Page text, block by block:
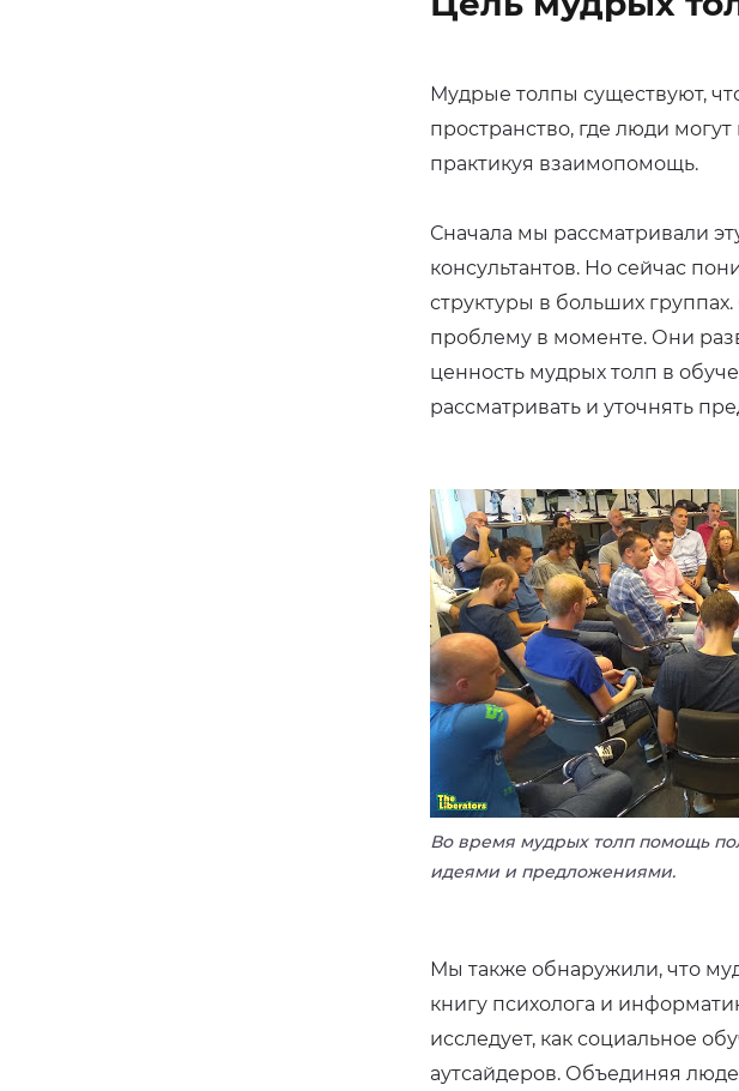
Мудрые толпы существуют,
пространство, где люди
практикуя взаимопомощь.
Сначала мы рассматривали
консультантов. Но сейчас
структуры в больших
проблему в моменте. Они
ценность мудрых толп в
рассматривать и уточнять
Во время мудрых толп помощь
идеями и предложениями.
Мы также обнаружили, что
книгу психолога и
исследует, как социальное
аутсайдеров. Объединяя